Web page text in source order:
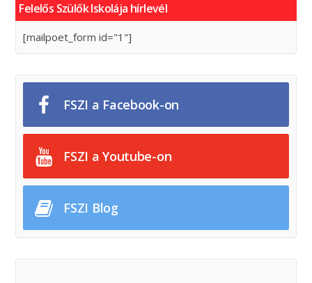
Felelős Szülők Iskolája hírlevél
[mailpoet_form id="1"]
FSZI a Facebook-on
FSZI a Youtube-on
FSZI Blog